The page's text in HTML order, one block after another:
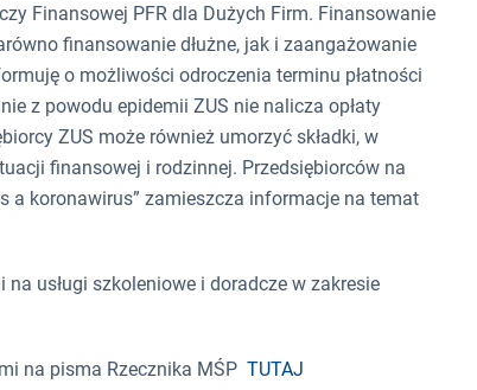
Finansowej PFR dla Dużych Firm. Finansowanie
finansowanie dłużne, jak i zaangażowanie
o możliwości odroczenia terminu płatności
z powodu epidemii ZUS nie nalicza opłaty
ZUS może również umorzyć składki, w
finansowej i rodzinnej. Przedsiębiorców na
a koronawirus” zamieszcza informacje na temat
usługi szkoleniowe i doradcze w zakresie
na pisma Rzecznika MŚP TUTAJ